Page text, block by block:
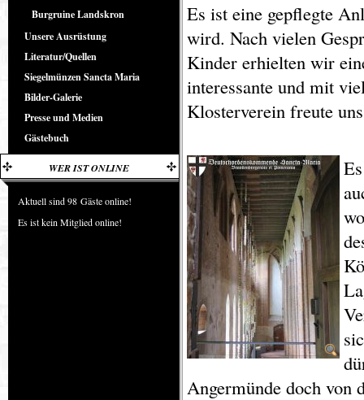
Burgruine Landskron
Unsere Ausrüstung
Literatur/Quellen
Siegelmünzen Sancta Maria
Bilder-Galerie
Presse und Medien
Gästebuch
WER IST ONLINE
Aktuell sind 98 Gäste online!
Es ist kein Mitglied online!
Es ist eine gepflegte
wird. Nach vielen
Kinder erhielten wir
interessante und mit
Klosterverein freute
Angermünde doch von